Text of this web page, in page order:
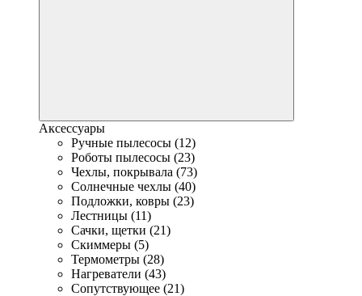
Аксессуары
Ручные пылесосы (12)
Роботы пылесосы (23)
Чехлы, покрывала (73)
Солнечные чехлы (40)
Подложки, ковры (23)
Лестницы (11)
Сачки, щетки (21)
Скиммеры (5)
Термометры (28)
Нагреватели (43)
Сопутствующее (21)